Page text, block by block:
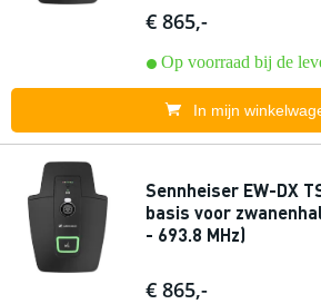
€ 865,-
Op voorraad bij de
In mijn
Sennheiser EW-DX
basis voor
- 693.8 MHz)
€ 865,-